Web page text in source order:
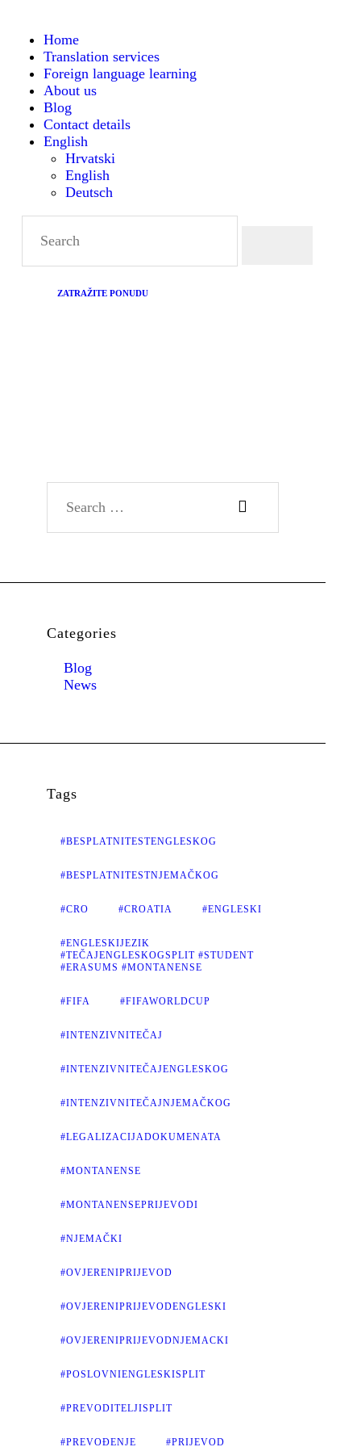
Home
Translation services
Foreign language learning
About us
Blog
Contact details
English
Hrvatski
English
Deutsch
ZATRAŽITE PONUDU
Montanense - strani jezici, tumači i prevoditelji
TRANSLATION SERVICES
FOREIGN LANGUAGE
LEARNING
ABOUT US
BLOG
CONTACT DETAILS
Categories
Blog
News
Tags
#BESPLATNITESTENGLESKOG
#BESPLATNITESTNJEMAČKOG
#CRO #CROATIA #ENGLESKI
#ENGLESKIJEZIK
#TEČAJENGLESKOGSPLIT #STUDENT
#ERASUMS #MONTANENSE
#FIFA #FIFAWORLDCUP
#INTENZIVNITEČAJ
#INTENZIVNITEČAJENGLESKOG
#INTENZIVNITEČAJNJEMAČKOG
#LEGALIZACIJADOKUMENATA
#MONTANENSE
#MONTANENSEPRIJEVODI
#NJEMAČKI
#OVJERENIPRIJEVOD
#OVJERENIPRIJEVODENGLESKI
#OVJERENIPRIJEVODNJEMACKI
#POSLOVNIENGLESKISPLIT
#PREVODITELJISPLIT
#PREVOĐENJE #PRIJEVOD